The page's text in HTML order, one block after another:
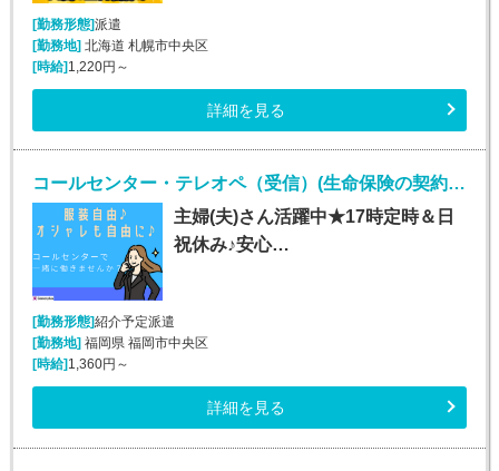
[勤務形態]派遣
[勤務地]北海道 札幌市中央区
[時給]1,220円～
詳細を見る
コールセンター・テレオペ（受信）(生命保険の契約者問い合わせ窓口/7月1日入社)
主婦(夫)さん活躍中★17時定時＆日
祝休み♪安心…
[勤務形態]紹介予定派遣
[勤務地] 福岡県 福岡市中央区
[時給] 1,360円～
詳細を見る